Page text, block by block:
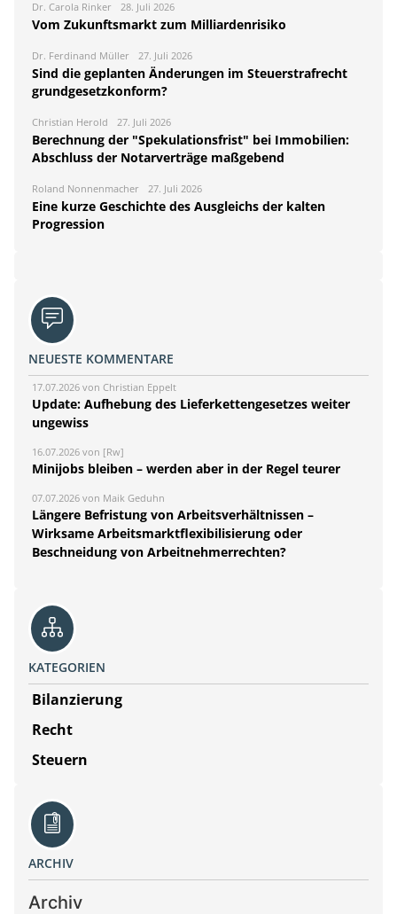
Dr. Carola Rinker 28. Juli 2026
Vom Zukunftsmarkt zum Milliardenrisiko
Dr. Ferdinand Müller 27. Juli 2026
Sind die geplanten Änderungen im Steuerstrafrecht
grundgesetzkonform?
Christian Herold 27. Juli 2026
Berechnung der "Spekulationsfrist" bei Immobilien:
Abschluss der Notarverträge maßgebend
Roland Nonnenmacher 27. Juli 2026
Eine kurze Geschichte des Ausgleichs der kalten
Progression
NEUESTE KOMMENTARE
17.07.2026 von Christian Eppelt
Update: Aufhebung des Lieferkettengesetzes weiter
ungewiss
16.07.2026 von [Rw]
Minijobs bleiben – werden aber in der Regel teurer
07.07.2026 von Maik Geduhn
Längere Befristung von Arbeitsverhältnissen –
Wirksame Arbeitsmarktflexibilisierung oder
Beschneidung von Arbeitnehmerrechten?
KATEGORIEN
Bilanzierung
Recht
Steuern
ARCHIV
Archiv